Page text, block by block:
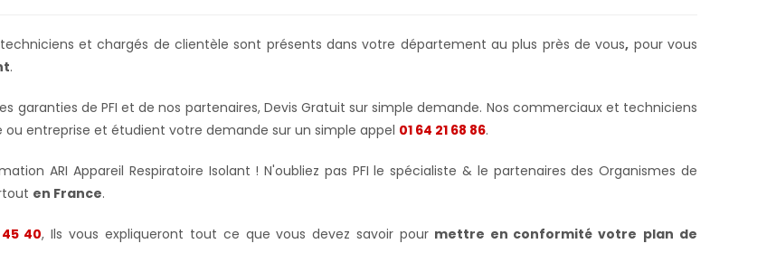
et chargés de clientèle sont présents dans votre département au plus près de vous, pour vous
.
garanties de PFI et de nos partenaires, Devis Gratuit sur simple demande. Nos commerciaux et techniciens
entreprise et étudient votre demande sur un simple appel 01 64 21 68 86.
ARI Appareil Respiratoire Isolant ! N'oubliez pas PFI le spécialiste & le partenaires des Organismes de
en France.
40, Ils vous expliqueront tout ce que vous devez savoir pourmettre en conformité votre plan de